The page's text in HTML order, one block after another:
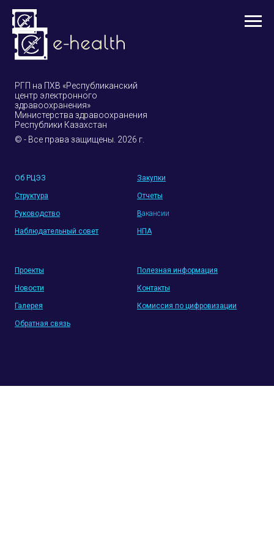
РГП на ПХВ «Республиканский
центр электронного
здравоохранения»
Министерства здравоохранения
Республики Казахстан
© - Все права защищены. 2026 г.
Об РЦЭЗ
Структура
Руководство
Наблюдательный совет
Закупки
Отчеты
Вакансии
НПА
Проекты
Новости
Галерея
Обратная связь
Полезная информация
Контакты
Комиссия по цифровизации